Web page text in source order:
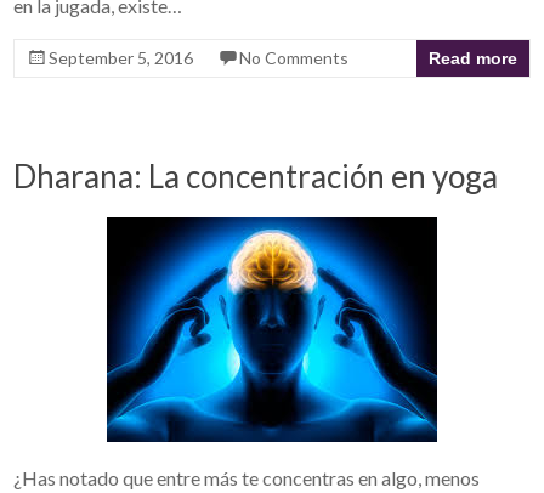
en la jugada, existe…
September 5, 2016 No Comments Read more
Dharana: La concentración en yoga
¿Has notado que entre más te concentras en algo, menos